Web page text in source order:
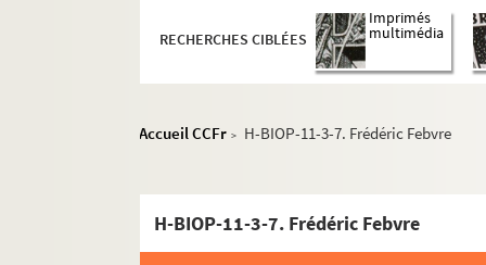
RECHERCHES CIBLÉES
Imprimés
multimédia
Accueil CCFr > H-BIOP-11-3-7. Frédéric Febvre
H-BIOP-11-3-7. Frédéric Febvre